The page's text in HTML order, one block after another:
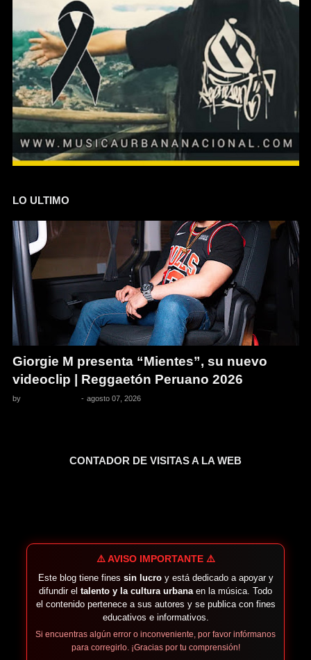
LO ULTIMO
Giorgie M presenta “Mientes”, su nuevo
videoclip | Reggaetón Peruano 2026
by - agosto 07, 2026
CONTADOR DE VISITAS A LA WEB
⚠️ AVISO IMPORTANTE ⚠️
Este blog tiene fines sin lucroy está dedicado a apoyar y
difundir el talento y la cultura urbana en la música. Todo
el contenido pertenece a sus autores y se publica con fines
educativos e informativos.
Si encuentras algún error o inconveniente, por favor infórmanos
para corregirlo. ¡Gracias por tu comprensión!